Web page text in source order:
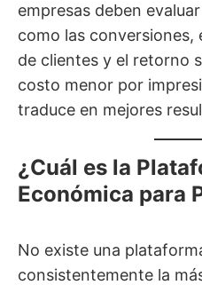
empresas deben
como las conversiones,
de clientes y el retorno
costo menor por
traduce en mejores
¿Cuál es la
Económica para
No existe una
consistentemente la